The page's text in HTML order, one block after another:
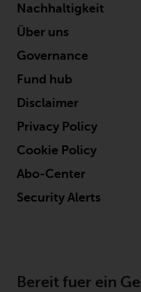
Copyright
Kein Teil
ohne die
irgendeiner
werden.
Nachhaltigkeit
Über uns
Governance
Fund hub
Disclaimer
Privacy Policy
Cookie Policy
Abo-Center
Security Alerts
Bereit fuer ein